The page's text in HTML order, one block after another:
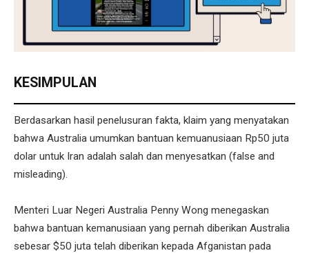
KESIMPULAN
Berdasarkan hasil penelusuran fakta, klaim yang menyatakan
bahwa Australia umumkan bantuan kemuanusiaan Rp50 juta
dolar untuk Iran adalah salah dan menyesatkan (false and
misleading).
Menteri Luar Negeri Australia Penny Wong menegaskan
bahwa bantuan kemanusiaan yang pernah diberikan Australia
sebesar $50 juta telah diberikan kepada Afganistan pada